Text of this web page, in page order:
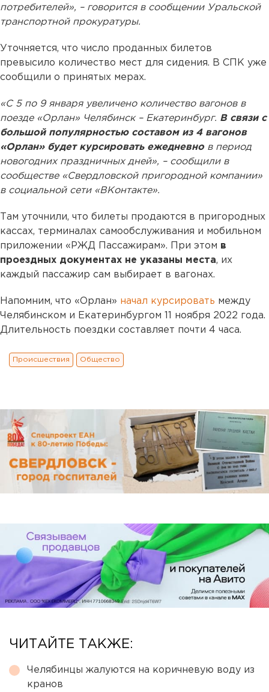
потребителей», – говорится в сообщении Уральской
транспортной прокуратуры.
Уточняется, что число проданных билетов
превысило количество мест для сидения. В СПК уже
сообщили о принятых мерах.
«С 5 по 9 января увеличено количество вагонов в
поезде «Орлан» Челябинск – Екатеринбург. В связи с
большой популярностью составом из 4 вагонов
«Орлан» будет курсировать ежедневнов период
новогодних праздничных дней», – сообщили в
сообществе «Свердловской пригородной компании»
в социальной сети «ВКонтакте».
Там уточнили, что билеты продаются в пригородных
кассах, терминалах самообслуживания и мобильном
приложении «РЖД Пассажирам». При этом в
проездных документах не указаны места, их
каждый пассажир сам выбирает в вагонах.
Напомним, что «Орлан» начал курсировать между
Челябинском и Екатеринбургом 11 ноября 2022 года.
Длительность поездки составляет почти 4 часа.
Происшествия Общество
ЧИТАЙТЕ ТАКЖЕ:
Челябинцы жалуются на коричневую воду из
кранов